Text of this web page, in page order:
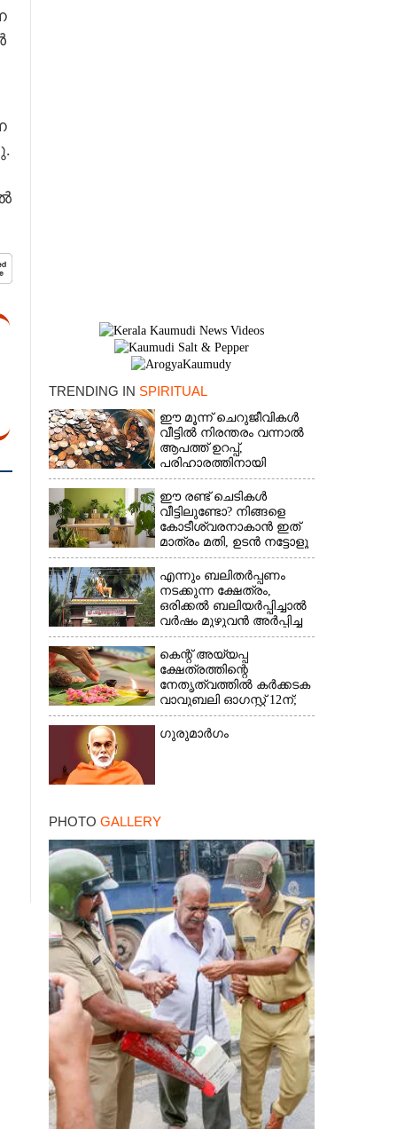
TRENDING IN SPIRITUAL
ഈ മൂന്ന് ചെറുജീവികൾ
വീട്ടിൽ നിരന്തരം വന്നാൽ
ആപത്ത് ഉറപ്പ്,​
പരിഹാരത്തിനായി
ചെയ്യേണ്ടത്
ഈ രണ്ട് ചെടികൾ
വീട്ടിലുണ്ടോ?​ നിങ്ങളെ
കോടീശ്വരനാകാൻ ഇത്
മാത്രം മതി,​ ഉടൻ നട്ടോളൂ
എന്നും ബലിതർപ്പണം
നടക്കുന്ന ക്ഷേത്രം,​
ഒരിക്കൽ ബലിയർപ്പിച്ചാൽ
വർഷം മുഴുവൻ അർപ്പിച്ച
പുണ്യം
കെന്റ് അയ്യപ്പ
ക്ഷേത്രത്തിന്റെ
നേതൃത്വത്തിൽ കർക്കടക
വാവുബലി ഓഗസ്റ്റ് 12ന്;
ഒരുക്കങ്ങൾ പൂർത്തിയായി
ഗുരുമാർഗം
PHOTO GALLERY
×